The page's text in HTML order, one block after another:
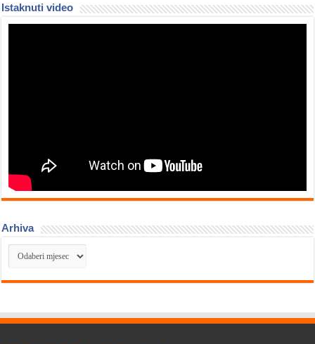
Istaknuti video
Arhiva
Arhiva